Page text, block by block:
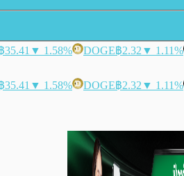
35.41 ▼ 1.58% DOGE฿2.32 ▼ 1.11%
35.41 ▼ 1.58% DOGE฿2.32 ▼ 1.11%